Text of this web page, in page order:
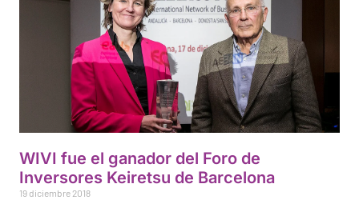
WIVI fue el ganador del Foro de
Inversores Keiretsu de Barcelona
19 diciembre 2018